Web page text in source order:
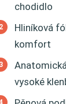
chodidlo
Hliníková
komfort
vysoké